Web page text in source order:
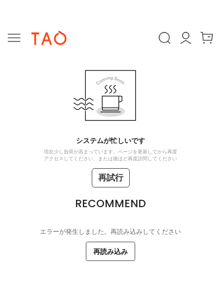
システムが忙しいです
現在少し負荷が高まっています。ページを更新してから再度
アクセスしてください、または後ほど再度訪問してください
再試行
RECOMMEND
エラーが発生しました。再読み込みしてください
再読み込み